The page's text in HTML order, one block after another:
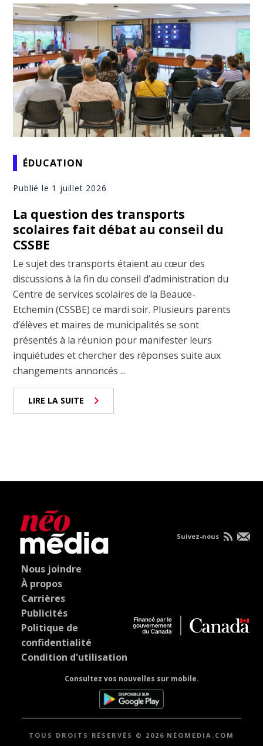
ÉDUCATION
Publié le 1 juillet 2026
La question des transports
scolaires fait débat au conseil du
CSSBE
Le sujet des transports étaient au cœur des
discussions à la fin du conseil d’administration du
Centre de services scolaires de la Beauce-
Etchemin (CSSBE) ce mardi soir. Plusieurs parents
d’élèves et maires de municipalités se sont
présentés à la réunion pour manifester leurs
inquiétudes et chercher des réponses suite aux
changements annoncés ...
LIRE LA SUITE
Nous joindre
À propos
Carrières
Publicités
Politique de
confidentialité
Condition d'utilisation
Consultez vos nouvelles sur mobile.
Suivez-nous
TOUS DROITS RÉSERVÉS © 2026 NÉOMEDIA.COM